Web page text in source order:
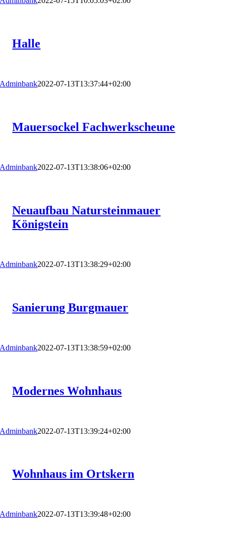
Halle
Adminbank2022-07-13T13:37:44+02:00
Mauersockel Fachwerkscheune
Adminbank2022-07-13T13:38:06+02:00
Neuaufbau Natursteinmauer
Königstein
Adminbank2022-07-13T13:38:29+02:00
Sanierung Burgmauer
Adminbank2022-07-13T13:38:59+02:00
Modernes Wohnhaus
Adminbank2022-07-13T13:39:24+02:00
Wohnhaus im Ortskern
Adminbank2022-07-13T13:39:48+02:00